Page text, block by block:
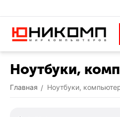
Ноутбуки,
Главная / Ноутбуки,